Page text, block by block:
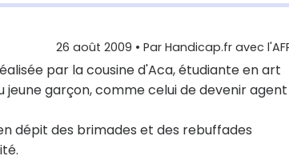
26 août 2009 • Par Handicap.fr avec
par la cousine d'Aca, étudiante en art
garçon, comme celui de devenir agent
dépit des brimades et des rebuffades